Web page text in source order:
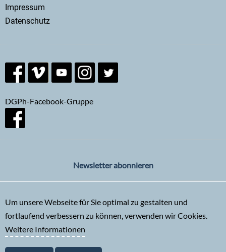
menu
Impressum
Datenschutz
DGPh-Facebook-Gruppe
Newsletter abonnieren
Um unsere Webseite für Sie optimal zu gestalten und
fortlaufend verbessern zu können, verwenden wir Cookies.
Weitere Informationen